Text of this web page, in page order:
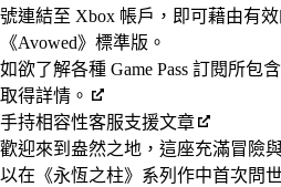
號連結至 Xbox 帳戶，即可藉由有效
《Avowed》標準版。
如欲了解各種 Game Pass 訂閱所包
取得詳情。
手持相容性客服支援文章
歡迎來到盎然之地，這座充滿冒險
以在《永恆之柱》系列作中首次問